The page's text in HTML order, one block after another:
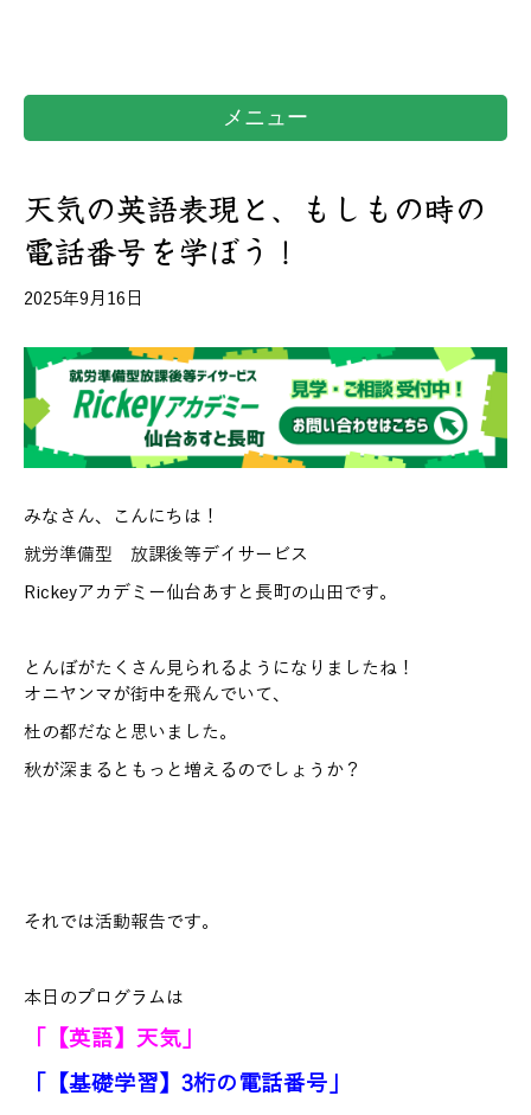
メニュー
天気の英語表現と、もしもの時の
電話番号を学ぼう！
2025年9月16日
みなさん、こんにちは！
就労準備型 放課後等デイサービス
Rickeyアカデミー仙台あすと長町の山田です。
とんぼがたくさん見られるようになりましたね！
オニヤンマが街中を飛んでいて、
杜の都だなと思いました。
秋が深まるともっと増えるのでしょうか？
それでは活動報告です。
本日のプログラムは
「【英語】天気」
「【基礎学習】3桁の電話番号」